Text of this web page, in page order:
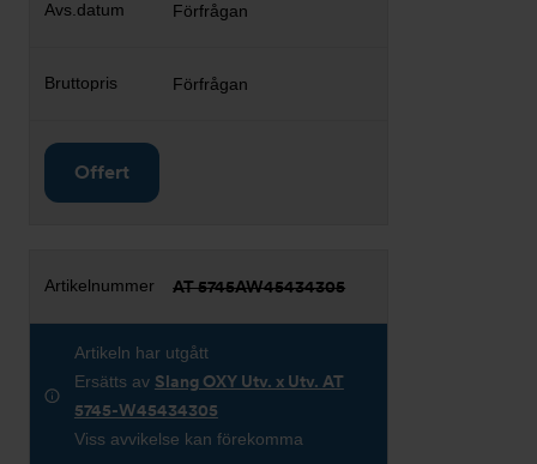
Förfrågan
Förfrågan
Offert
AT 5745AW45434305
Artikeln har utgått
Ersätts av Slang OXY Utv. x Utv. AT
5745-W45434305
Viss avvikelse kan förekomma